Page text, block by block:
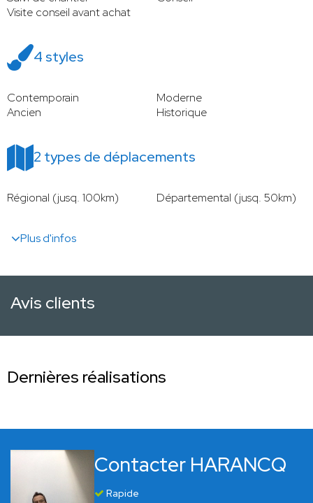
Visite conseil avant achat
4 styles
Contemporain
Moderne
Ancien
Historique
2 types de déplacements
Régional (jusq. 100km) Départemental (jusq. 50km)
Plus d'infos
Avis clients
Dernières réalisations
Contacter HARANCQ
Rapide